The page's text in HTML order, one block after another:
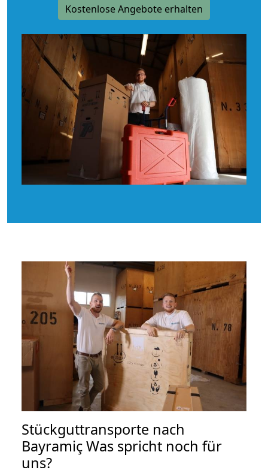
Kostenlose Angebote erhalten
Stückguttransporte nach
Bayramiç Was spricht noch für
uns?